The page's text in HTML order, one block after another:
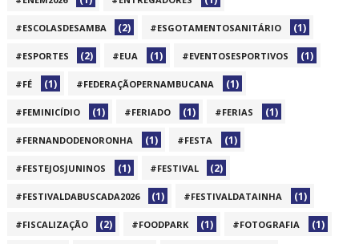
#ESCOLASDESAMBA (2) #ESGOTAMENTOSANITÁRIO (1)
#ESPORTES (2) #EUA (1) #EVENTOSESPORTIVOS (1)
#FÉ (1) #FEDERAÇÃOPERNAMBUCANA (1)
#FEMINICÍDIO (1) #FERIADO (1) #FERIAS (1)
#FERNANDODENORONHA (1) #FESTA (1)
#FESTEJOSJUNINOS (1) #FESTIVAL (2)
#FESTIVALDABUSCADA2026 (1) #FESTIVALDATAINHA (1)
#FISCALIZAÇÃO (2) #FOODPARK (1) #FOTOGRAFIA (1)